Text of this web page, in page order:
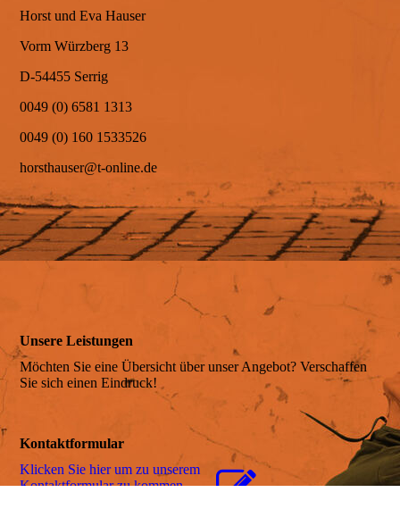
Horst und Eva Hauser
Vorm Würzberg 13
D-54455 Serrig
0049 (0) 6581 1313
0049 (0) 160 1533526
horsthauser@t-online.de
Unsere Leistungen
Möchten Sie eine Übersicht über unser Angebot? Verschaffen
Sie sich einen Eindruck!
Kontaktformular
Klicken Sie hier um zu unserem
Kon­takt­for­mu­lar zu kommen
Service
Belegungsplan
Online-Anfragen
Online-Buchen